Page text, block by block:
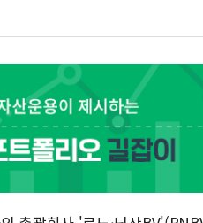
민주당, 오늘 제주·인천 경선
뉴욕증시, 고용 쇼크에 금리 인
트럼프, 쿡 연준 이사 해임 재추
유럽증시, 美 고용 예상 밖 부진
미 연준 매파 기세 꺾이나…고용
[종합] 이슬람 수니파 3국, '공동
트럼프, 백신·자폐증 행정명령